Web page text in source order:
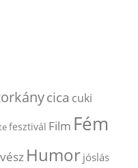
cica cuki
fesztivál Film Fém
Humor jóslás